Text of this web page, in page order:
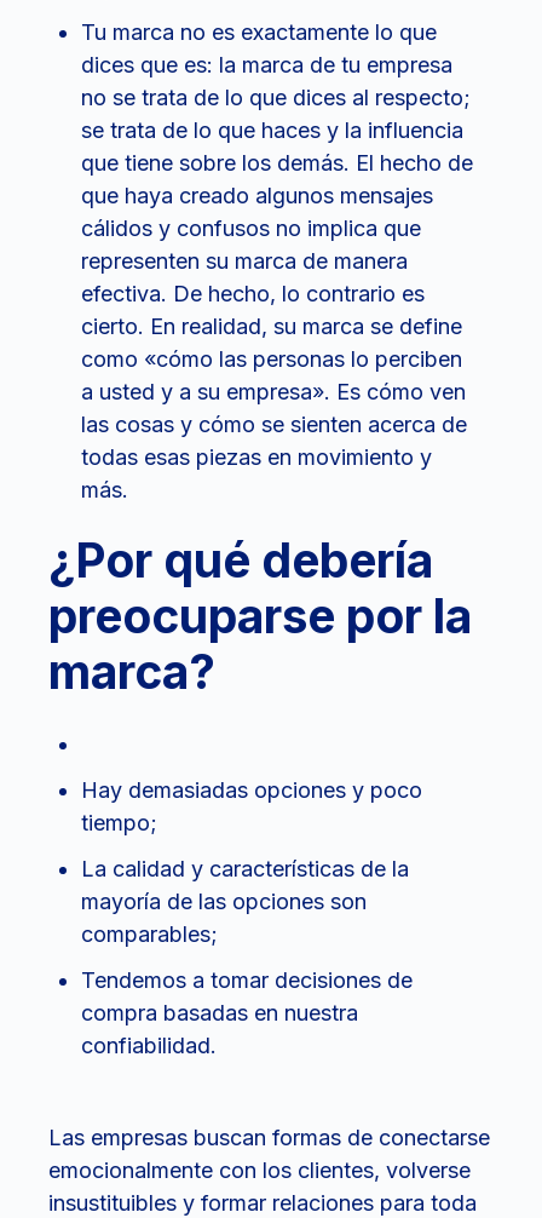
Tu marca no es exactamente lo que
dices que es: la marca de tu empresa
no se trata de lo que dices al respecto;
se trata de lo que haces y la influencia
que tiene sobre los demás. El hecho de
que haya creado algunos mensajes
cálidos y confusos no implica que
representen su marca de manera
efectiva. De hecho, lo contrario es
cierto. En realidad, su marca se define
como «cómo las personas lo perciben
a usted y a su empresa». Es cómo ven
las cosas y cómo se sienten acerca de
todas esas piezas en movimiento y
más.
¿Por qué debería
preocuparse por la
marca?
Hay demasiadas opciones y poco
tiempo;
La calidad y características de la
mayoría de las opciones son
comparables;
Tendemos a tomar decisiones de
compra basadas en nuestra
confiabilidad.
Las empresas buscan formas de conectarse
emocionalmente con los clientes, volverse
insustituibles y formar relaciones para toda